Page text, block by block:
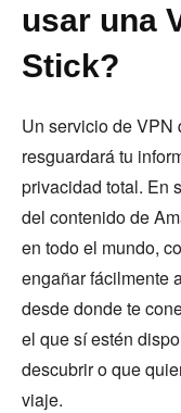
usar una
Stick?
Un servicio de VPN
resguardará tu
privacidad total. En
del contenido de
en todo el mundo,
engañar fácilmente
desde donde te
el que sí estén
descubrir o que
viaje.